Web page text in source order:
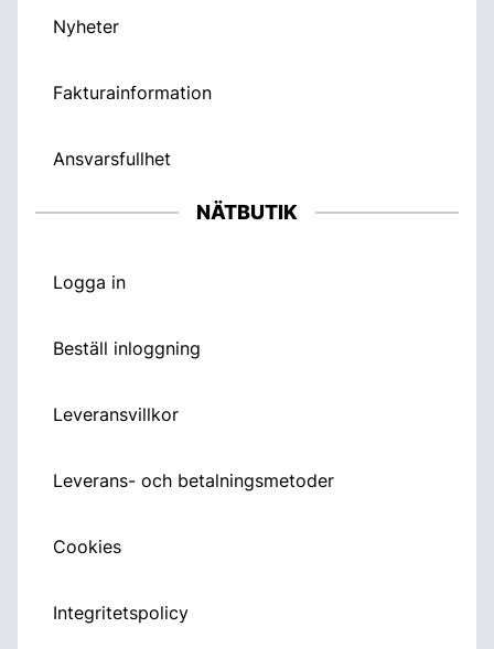
Nyheter
Fakturainformation
Ansvarsfullhet
NÄTBUTIK
Logga in
Beställ inloggning
Leveransvillkor
Leverans- och betalningsmetoder
Cookies
Integritetspolicy